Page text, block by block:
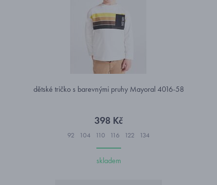
dětské tričko s barevnými pruhy Mayoral 4016-58
398 Kč
92 104 110 116 122 134
skladem